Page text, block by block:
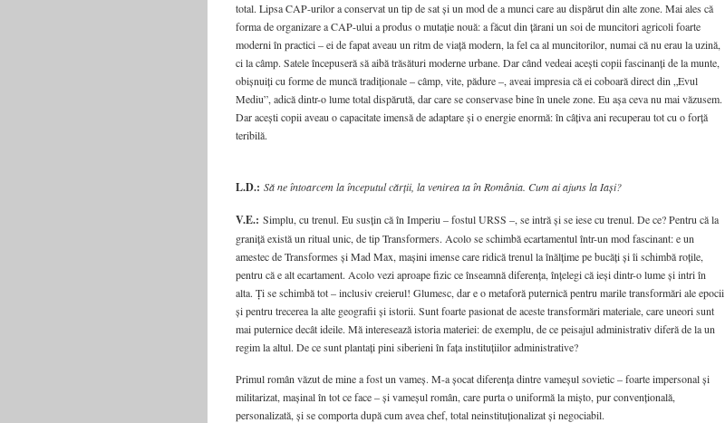
total. Lipsa CAP-urilor a conservat un tip de sat și un mod de a munci care au dispărut din alte zone. Mai ales că
forma de organizare a CAP-ului a produs o mutație nouă: a făcut din țărani un soi de muncitori agricoli foarte
moderni în practici – ei de fapat aveau un ritm de viață modern, la fel ca al muncitorilor, numai că nu erau la uzină,
ci la câmp. Satele începuseră să aibă trăsături moderne urbane. Dar când vedeai acești copii fascinanți de la munte,
obișnuiți cu forme de muncă tradiționale – câmp, vite, pădure –, aveai impresia că ei coboară direct din „Evul
Mediu”, adică dintr-o lume total dispărută, dar care se conservase bine în unele zone. Eu așa ceva nu mai văzusem.
Dar acești copii aveau o capacitate imensă de adaptare și o energie enormă: în câțiva ani recuperau tot cu o forță
teribilă.
L.D.: Să ne întoarcem la începutul cărții, la venirea ta în România. Cum ai ajuns la Iași?
V.E.: Simplu, cu trenul. Eu susțin că în Imperiu – fostul URSS –, se intră și se iese cu trenul. De ce? Pentru că la
graniță există un ritual unic, de tip Transformers. Acolo se schimbă ecartamentul într-un mod fascinant: e un
amestec de Transformes și Mad Max, mașini imense care ridică trenul la înălțime pe bucăți și îi schimbă roțile,
pentru că e alt ecartament. Acolo vezi aproape fizic ce înseamnă diferența, înțelegi că ieși dintr-o lume și intri în
alta. Ți se schimbă tot – inclusiv creierul! Glumesc, dar e o metaforă puternică pentru marile transformări ale epocii
și pentru trecerea la alte geografii și istorii. Sunt foarte pasionat de aceste transformări materiale, care uneori sunt
mai puternice decât ideile. Mă interesează istoria materiei: de exemplu, de ce peisajul administrativ diferă de la un
regim la altul. De ce sunt plantați pini siberieni în fața instituțiilor administrative?
Primul român văzut de mine a fost un vameș. M-a șocat diferența dintre vameșul sovietic – foarte impersonal și
militarizat, mașinal în tot ce face – și vameșul român, care purta o uniformă la mișto, pur convențională,
personalizată, și se comporta după cum avea chef, total neinstituționalizat și negociabil.